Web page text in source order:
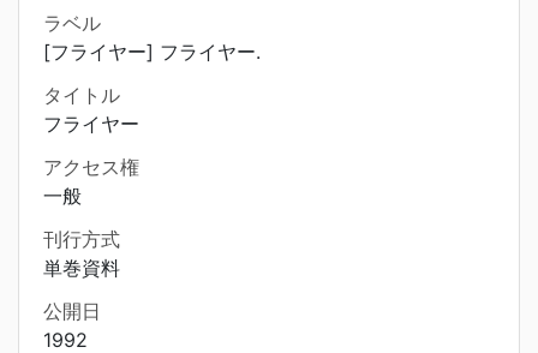
ラベル
[フライヤー] フライヤー.
タイトル
フライヤー
アクセス権
一般
刊行方式
単巻資料
公開日
1992